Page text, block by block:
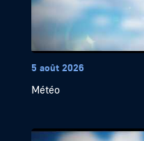
5 août 2026
Météo